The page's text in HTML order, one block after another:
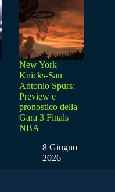
New York
Knicks-San
Antonio Spurs:
Preview e
pronostico della
Gara 3 Finals
NBA
8 Giugno
2026